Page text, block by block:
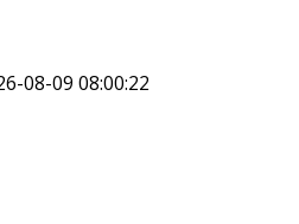
08-09 08:00:22